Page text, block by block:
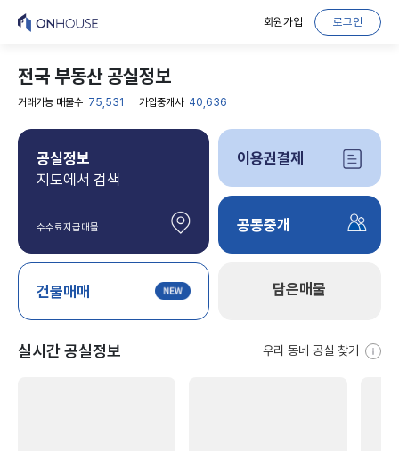
회원가입 로그인
전국 부동산 공실정보
거래가능 매물수 75,531 가입중개사 40,636
공실정보
지도에서 검색
수수료지급매물
건물매매
이용권결제
공동중개
담은매물
실시간 공실정보 우리 동네 공실 찾기